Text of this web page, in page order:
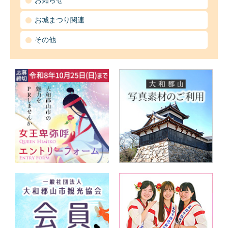
お城まつり関連
その他